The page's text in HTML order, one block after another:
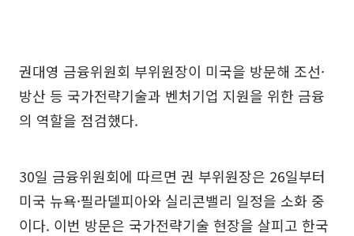
권대영 금융위원회 부위원장이 미국을 방문해 조선·
방산 등 국가전략기술과 벤처기업 지원을 위한 금융
의 역할을 점검했다.
30일 금융위원회에 따르면 권 부위원장은 26일부터
미국 뉴욕·필라델피아와 실리콘밸리 일정을 소화 중
이다. 이번 방문은 국가전략기술 현장을 살피고 한국